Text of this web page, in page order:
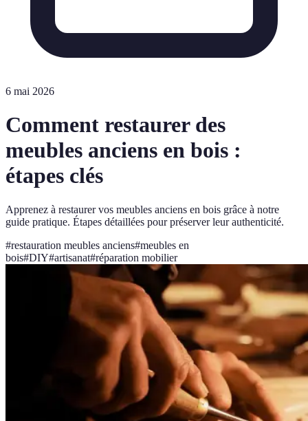
6 mai 2026
Comment restaurer des
meubles anciens en bois :
étapes clés
Apprenez à restaurer vos meubles anciens en bois grâce à notre
guide pratique. Étapes détaillées pour préserver leur authenticité.
#restauration meubles anciens#meubles en
bois#DIY#artisanat#réparation mobilier